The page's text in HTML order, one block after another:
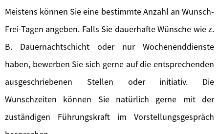
Meistens können Sie eine bestimmte Anzahl an Wunsch-
Frei-Tagen angeben. Falls Sie dauerhafte Wünsche wie z.
B. Dauernachtschicht oder nur Wochenenddienste
haben, bewerben Sie sich gerne auf die entsprechenden
ausgeschriebenen Stellen oder initiativ. Die
Wunschzeiten können Sie natürlich gerne mit der
zuständigen Führungskraft im Vorstellungsgespräch